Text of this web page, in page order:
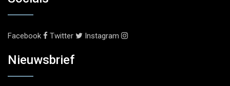
Facebook Twitter Instagram
Nieuwsbrief